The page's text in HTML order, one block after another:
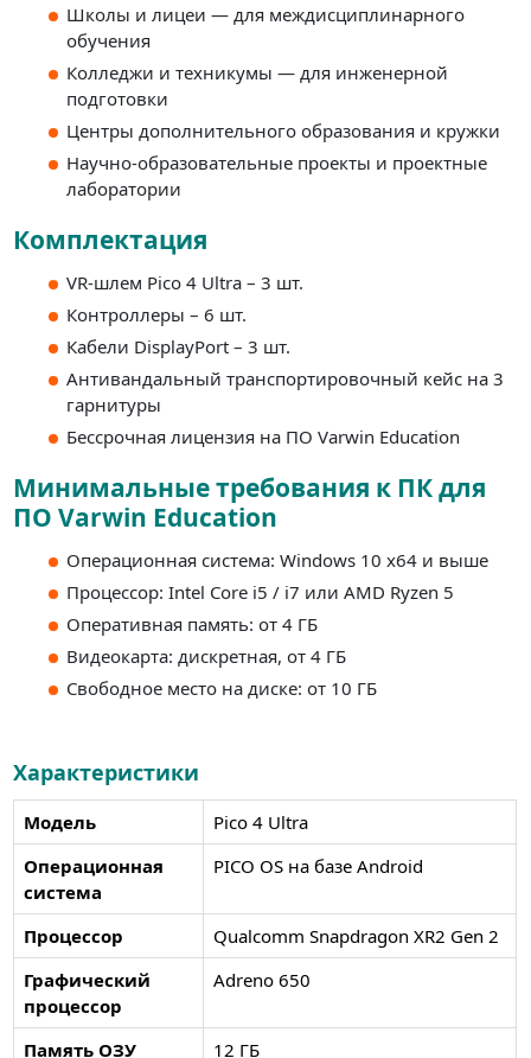
Школы и лицеи — для междисциплинарного
обучения
Колледжи и техникумы — для инженерной
подготовки
Центры дополнительного образования и кружки
Научно-образовательные проекты и проектные
лаборатории
Комплектация
VR-шлем Pico 4 Ultra – 3 шт.
Контроллеры – 6 шт.
Кабели DisplayPort – 3 шт.
Антивандальный транспортировочный кейс на 3
гарнитуры
Бессрочная лицензия на ПО Varwin Education
Минимальные требования к ПК для
ПО Varwin Education
Операционная система: Windows 10 x64 и выше
Процессор: Intel Core i5 / i7 или AMD Ryzen 5
Оперативная память: от 4 ГБ
Видеокарта: дискретная, от 4 ГБ
Свободное место на диске: от 10 ГБ
Характеристики
Модель
Pico 4 Ultra
Операционная
система
PICO OS на базе Android
Процессор
Qualcomm Snapdragon XR2 Gen 2
Графический
процессор
Adreno 650
Память ОЗУ 12 ГБ